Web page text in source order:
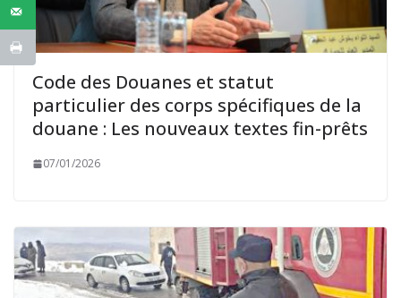
Code des Douanes et statut
particulier des corps spécifiques de la
douane : Les nouveaux textes fin-prêts
07/01/2026